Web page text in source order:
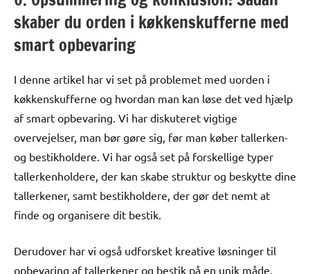
skaber du orden i køkkenskufferne med
smart opbevaring
I denne artikel har vi set på problemet med uorden i
køkkenskufferne og hvordan man kan løse det ved hjælp
af smart opbevaring. Vi har diskuteret vigtige
overvejelser, man bør gøre sig, før man køber tallerken-
og bestikholdere. Vi har også set på forskellige typer
tallerkenholdere, der kan skabe struktur og beskytte dine
tallerkener, samt bestikholdere, der gør det nemt at
finde og organisere dit bestik.
Derudover har vi også udforsket kreative løsninger til
opbevaring af tallerkener og bestik på en unik måde.